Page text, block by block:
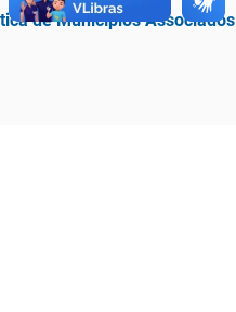
de Municípios Associados